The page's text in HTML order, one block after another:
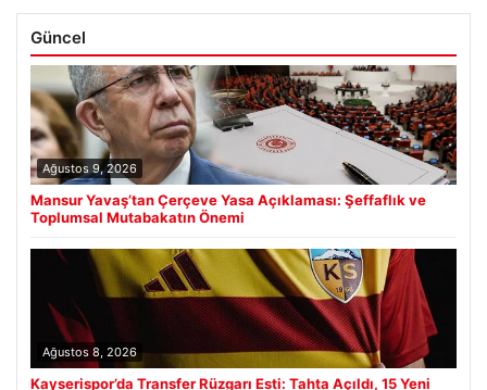
Güncel
Ağustos 9, 2026
Mansur Yavaş’tan Çerçeve Yasa Açıklaması: Şeffaflık ve
Toplumsal Mutabakatın Önemi
Ağustos 8, 2026
Kayserispor’da Transfer Rüzgarı Esti: Tahta Açıldı, 15 Yeni